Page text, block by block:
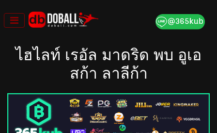
to
content
ไฮไลท์ เรอัล มาดริด พบ อูเอ
สก้า ลาลีก้า